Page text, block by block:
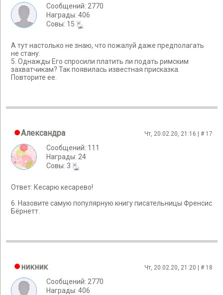
Сообщений: 2770
Награды: 406
Cовы: 15
А тут настолько не знаю, что пожалуй даже предполагать
не стану.
5. Однажды Его спросили платить ли подать римским
захватчикам? Так появилась известная присказка.
Повторите ее.
Александра Чт, 20.02.20, 21:16 | # 17
Сообщений: 111
Награды: 24
Cовы: 3
Ответ: Кесарю кесарево!
6. Назовите самую популярную книгу писательницы Френсис
Бёрнетт.
никник Чт, 20.02.20, 21:20 | # 18
Сообщений: 2770
Награды: 406